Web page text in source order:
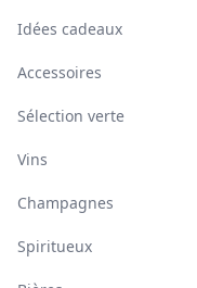
Idées cadeaux
Accessoires
Sélection verte
Vins
Champagnes
Spiritueux